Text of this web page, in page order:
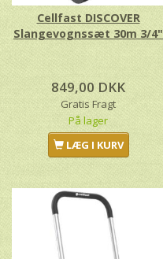
Cellfast DISCOVER
Slangevognssæt 30m 3/4"
849,00 DKK
Gratis Fragt
På lager
LÆG I KURV